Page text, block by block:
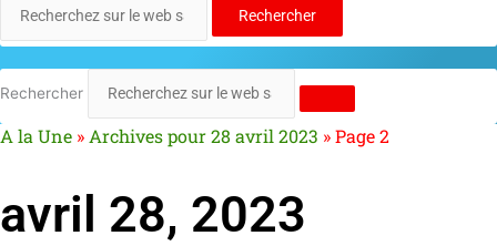
Rechercher
Rechercher
A la Une »Archives pour 28 avril 2023 »Page 2
avril 28, 2023